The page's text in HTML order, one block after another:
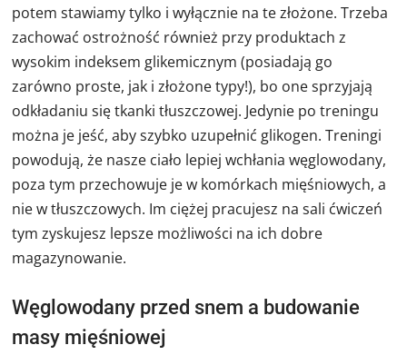
potem stawiamy tylko i wyłącznie na te złożone. Trzeba
zachować ostrożność również przy produktach z
wysokim indeksem glikemicznym (posiadają go
zarówno proste, jak i złożone typy!), bo one sprzyjają
odkładaniu się tkanki tłuszczowej. Jedynie po treningu
można je jeść, aby szybko uzupełnić glikogen. Treningi
powodują, że nasze ciało lepiej wchłania węglowodany,
poza tym przechowuje je w komórkach mięśniowych, a
nie w tłuszczowych. Im ciężej pracujesz na sali ćwiczeń
tym zyskujesz lepsze możliwości na ich dobre
magazynowanie.
Węglowodany przed snem a budowanie
masy mięśniowej